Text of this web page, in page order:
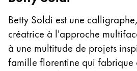
Betty Soldi est une
créatrice à l'approche
à une multitude de projets
famille florentine qui fabrique